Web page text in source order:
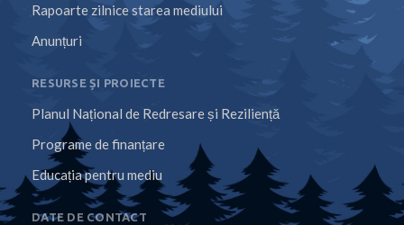
Rapoarte zilnice starea mediului
Anunțuri
RESURSE ȘI PROIECTE
Planul Național de Redresare și Reziliență
Programe de finanțare
Educația pentru mediu
DATE DE CONTACT